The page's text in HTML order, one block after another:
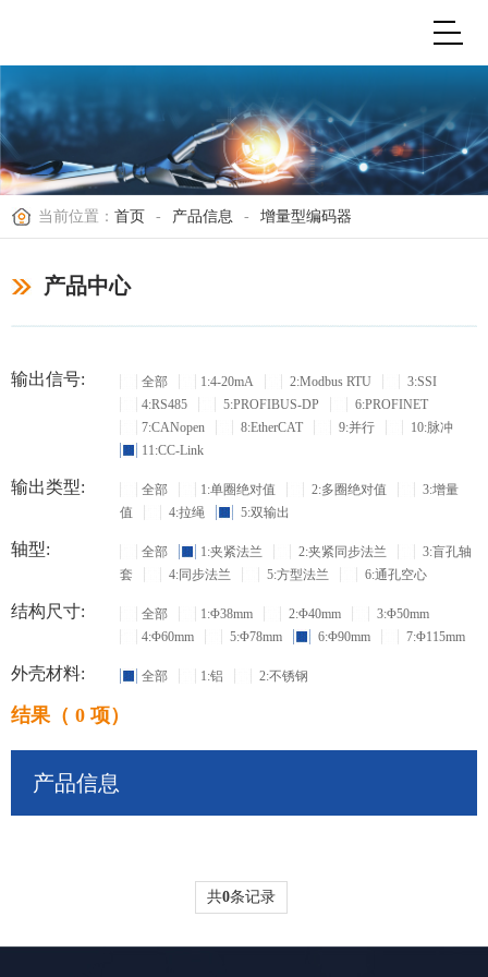
当前位置： 首页 - 产品信息 - 增量型编码器
产品中心
输出信号: 全部 1:4-20mA 2:Modbus RTU
3:SSI
4:RS485
5:PROFIBUS-DP
6:PROFINET
7:CANopen
8:EtherCAT 9:并行
10:脉冲
11:CC-Link
输出类型: 全部 1:单圈绝对值 2:多圈绝对值
3:增量
值
4:拉绳 5:双输出
轴型: 全部 1:夹紧法兰 2:夹紧同步法兰
3:盲孔轴
套
4:同步法兰 5:方型法兰 6:通孔空心
结构尺寸: 全部 1:Φ38mm 2:Φ40mm
3:Φ50mm
4:Φ60mm
5:Φ78mm 6:Φ90mm 7:Φ115mm
外壳材料: 全部 1:铝 2:不锈钢
结果（ 0 项）
产品信息
共0条记录